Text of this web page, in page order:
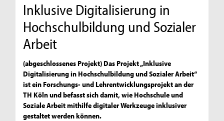
Inklusive Digitalisierung in
Hochschulbildung und Sozialer
Arbeit
(abgeschlossenes Projekt) Das Projekt „Inklusive
Digitalisierung in Hochschulbildung und Sozialer Arbeit“
ist ein Forschungs- und Lehrentwicklungsprojekt an der
TH Köln und befasst sich damit, wie Hochschule und
Soziale Arbeit mithilfe digitaler Werkzeuge inklusiver
gestaltet werden können.